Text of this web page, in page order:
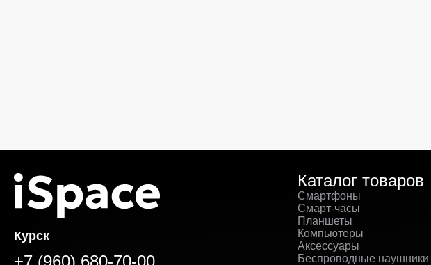
Курск
+7 (960) 680-70-00
Каталог товаров
Смартфоны
Смарт-часы
Планшеты
Компьютеры
Аксессуары
Беспроводные наушники